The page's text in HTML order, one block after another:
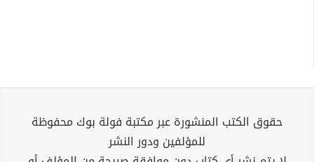
حقوق الكتب المنشورة عبر مكتبة فولة بوك محفوظة
للمؤلفين ودور النشر